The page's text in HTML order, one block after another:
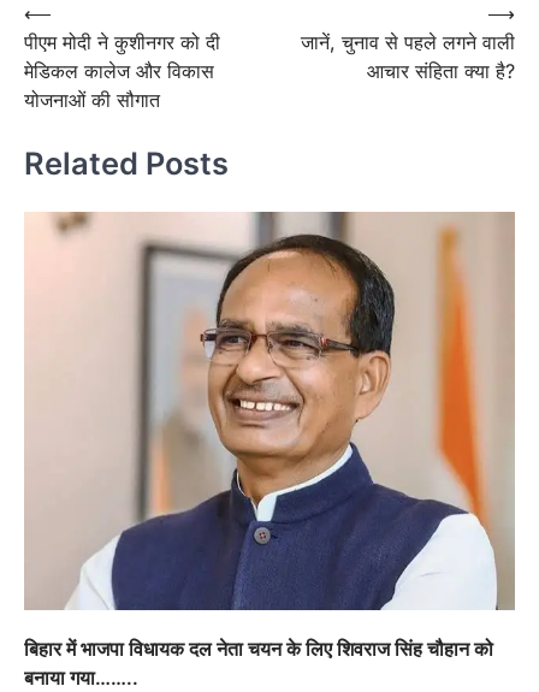
Post
navigation
⟵
पीएम मोदी ने कुशीनगर को दी
मेडिकल कालेज और विकास
योजनाओं की सौगात
जानें, चुनाव से पहले लगने वाली
आचार संहिता क्या है?
⟶
Related Posts
बिहार में भाजपा विधायक दल नेता चयन के लिए शिवराज सिंह चौहान को
बनाया गया……..